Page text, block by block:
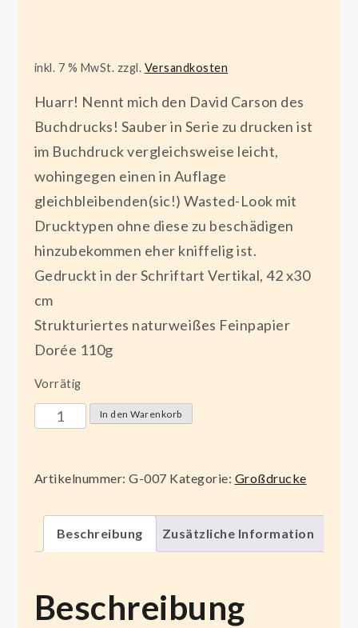
inkl. 7 % MwSt. zzgl. Versandkosten
Huarr! Nennt mich den David Carson des
Buchdrucks! Sauber in Serie zu drucken ist
im Buchdruck vergleichsweise leicht,
wohingegen einen in Auflage
gleichbleibenden(sic!) Wasted-Look mit
Drucktypen ohne diese zu beschädigen
hinzubekommen eher kniffelig ist.
Gedruckt in der Schriftart Vertikal, 42 x30
cm
Strukturiertes naturweißes Feinpapier
Dorée 110g
Vorrätig
"We
x
In den Warenkorb
Artikelnummer:G-007 Kategorie: Großdrucke
Beschreibung Zusätzliche Information
Beschreibung